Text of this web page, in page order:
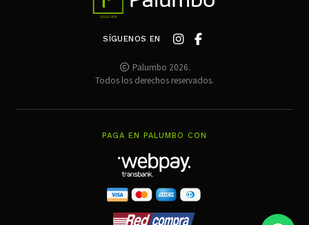
SÍGUENOS EN
Palumbo 2026.
Todos los derechos reservados.
PAGA EN PALUMBO CON